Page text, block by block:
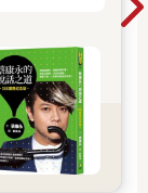
了讀心的系統，
的因素，例如患
有缺損，因此無
期的負面經驗也
遭受過度壓力，
的能力，因為體